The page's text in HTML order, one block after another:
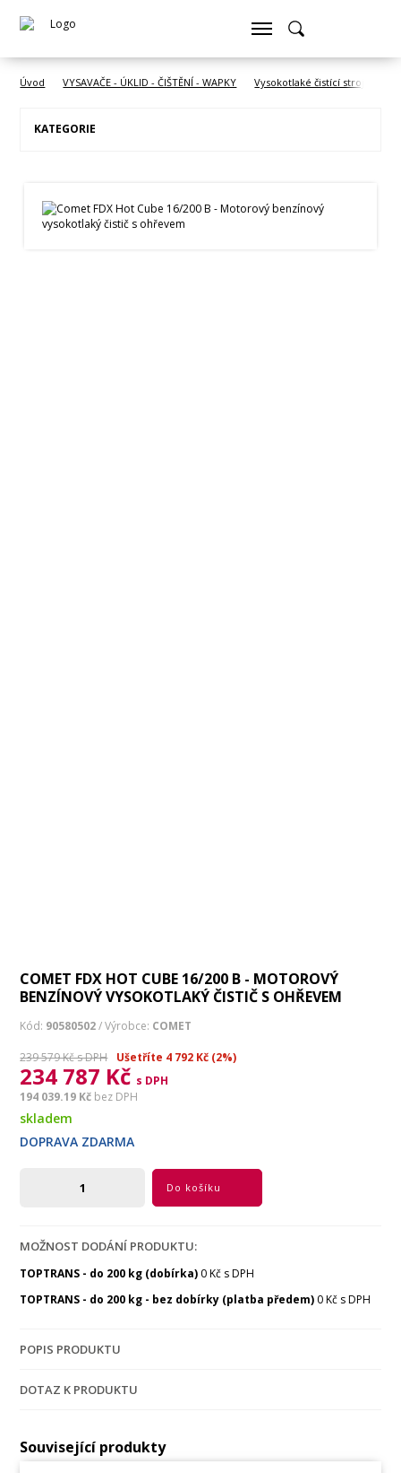
Úvod VYSAVAČE - ÚKLID - ČIŠTĚNÍ - WAPKY Vysokotlaké čistící stroje
KATEGORIE
COMET FDX HOT CUBE 16/200 B - MOTOROVÝ
BENZÍNOVÝ VYSOKOTLAKÝ ČISTIČ S OHŘEVEM
Kód: 90580502/ Výrobce: COMET
239 579 Kč s DPH Ušetříte 4 792 Kč (2%)
234 787 Kč s DPH
194 039.19 Kč bez DPH
skladem
DOPRAVA ZDARMA
Do košíku
MOŽNOST DODÁNÍ PRODUKTU:
TOPTRANS - do 200 kg (dobírka) 0 Kč s DPH
TOPTRANS - do 200 kg - bez dobírky (platba předem) 0 Kč s DPH
POPIS PRODUKTU
DOTAZ K PRODUKTU
Související produkty